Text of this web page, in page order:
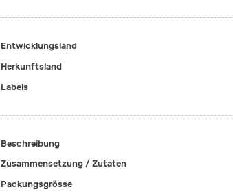
Entwicklungsland
Herkunftsland
Labels
Beschreibung
Zusammensetzung / Zutaten
Packungsgrösse